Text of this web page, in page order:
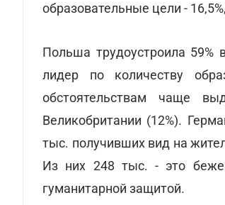
образовательные цели -
Польша трудоустроила
лидер по количеству
обстоятельствам чаще
Великобритании (12%).
тыс. получивших вид на
Из них 248 тыс. - это
гуманитарной защитой.